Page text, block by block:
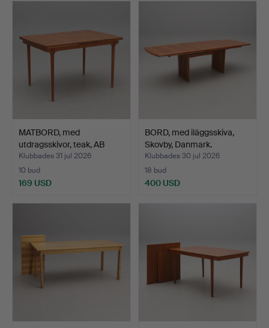
MATBORD, med
utdragsskivor, teak, AB
Möbel…
Klubbades 31 jul 2026
10 bud
169 USD
BORD, med iläggsskiva,
Skovby, Danmark.
Klubbades 30 jul 2026
18 bud
400 USD